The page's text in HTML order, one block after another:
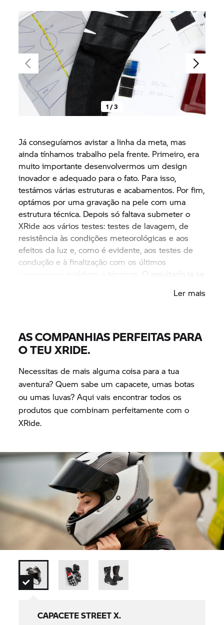
1 / 3
Já conseguíamos avistar a linha da meta, mas
ainda tínhamos trabalho pela frente. Primeiro, era
muito importante desenvolvermos um design
inovador e adequado para o fato. Para isso,
testámos várias estruturas e acabamentos. Por fim,
optámos por uma gravação na pele com uma
estrutura técnica. Depois só faltava submeter o
XRide aos vários testes: testes de lavagem, de
resistência às condições meteorológicas e aos
efeitos da luz e, como é evidente, aos testes de
condução e à finalização com os últimos
pormenores estéticos e técnicos. O resultado já se
Ler mais
AS COMPANHIAS PERFEITAS PARA
O TEU XRIDE.
Necessitas de mais alguma coisa para a tua
aventura? Quem sabe um capacete, umas botas
ou umas luvas? Aqui vais encontrar todos os
produtos que combinam perfeitamente com o
XRide.
CAPACETE STREET X.